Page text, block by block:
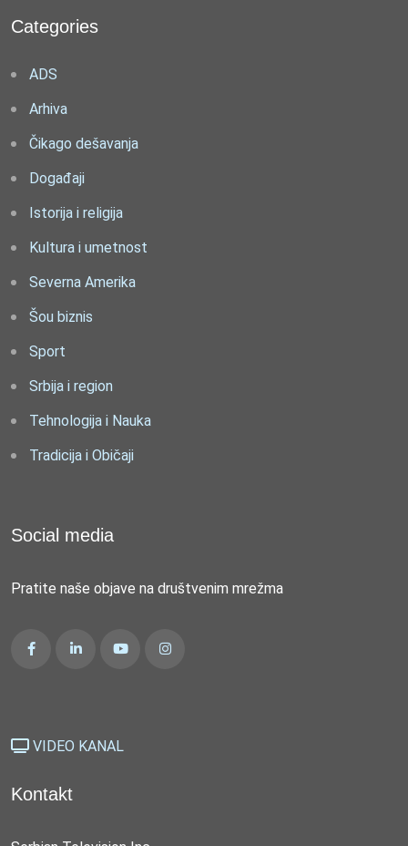
Categories
ADS
Arhiva
Čikago dešavanja
Događaji
Istorija i religija
Kultura i umetnost
Severna Amerika
Šou biznis
Sport
Srbija i region
Tehnologija i Nauka
Tradicija i Običaji
Social media
Pratite naše objave na društvenim mrežma
VIDEO KANAL
Kontakt